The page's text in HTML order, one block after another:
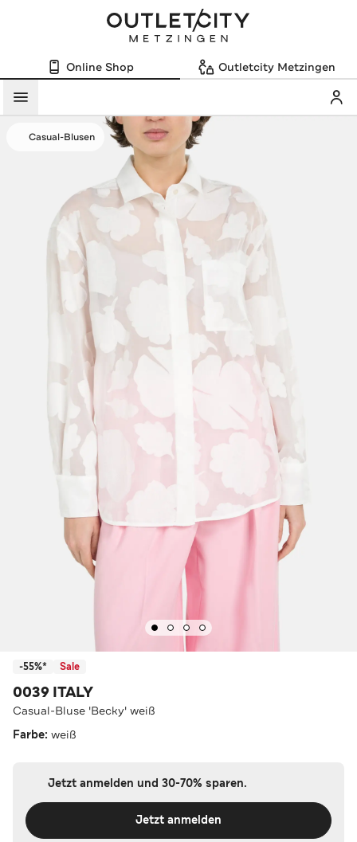
Online Shop Outletcity Metzingen
Menü
Casual-Blusen
-55%* Sale
0039 ITALY
Casual-Bluse 'Becky' weiß
Farbe: weiß
Jetzt anmelden und 30-70% sparen.
Jetzt anmelden